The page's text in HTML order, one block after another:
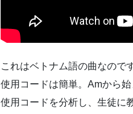
これはベトナム語の曲なので
使用コードは簡単。Amから
使用コードを分析し、生徒に